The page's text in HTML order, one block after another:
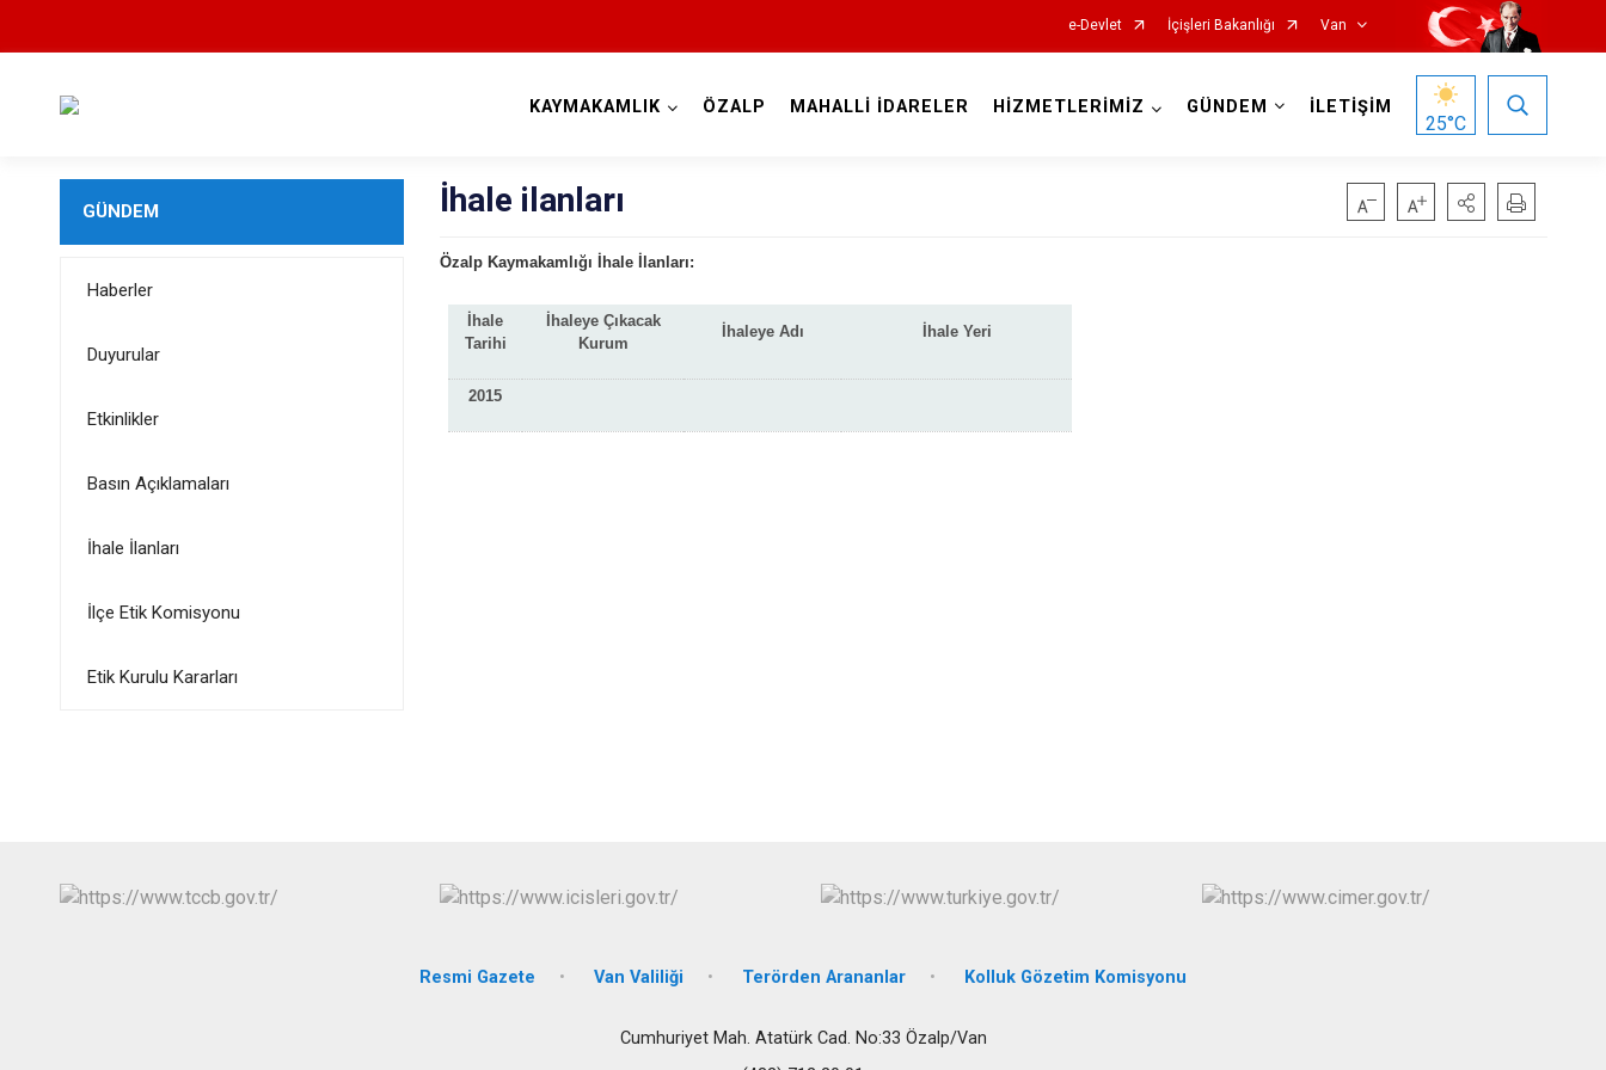
e-Devlet İçişleri Bakanlığı Van
Bahçesaray
KAYMAKAMLIK ÖZALP MAHALLİ İDARELER HİZMETLERİMİZ GÜNDEM İLETİŞİM
25°C
GÜNDEM
Haberler
Duyurular
Etkinlikler
Basın Açıklamaları
İhale İlanları
İlçe Etik Komisyonu
Etik Kurulu Kararları
İhale ilanları
Özalp Kaymakamlığı İhale İlanları:
İhale
Tarihi
İhaleye Çıkacak
Kurum
İhaleye Adı İhale Yeri
2015
Resmi Gazete Van Valiliği Terörden Arananlar Kolluk Gözetim Komisyonu
Cumhuriyet Mah. Atatürk Cad. No:33 Özalp/Van